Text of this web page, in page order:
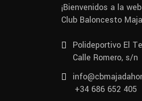
¡Bienvenidos a la
Club Baloncesto
Polideportivo El
Calle Romero, s/n
+34 686 652 405